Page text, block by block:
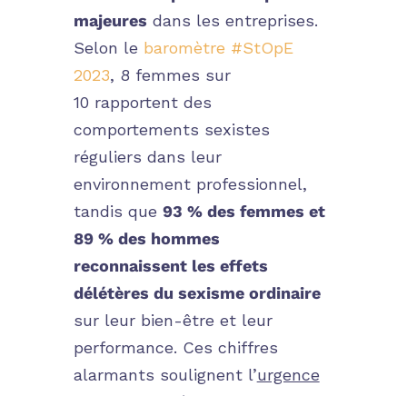
majeures dans les entreprises.
Selon le baromètre #StOpE
2023, 8 femmes sur
10 rapportent des
comportements sexistes
réguliers dans leur
environnement professionnel,
tandis que 93 % des femmes et
89 % des hommes
reconnaissent les effets
délétères du sexisme ordinaire
sur leur bien-être et leur
performance. Ces chiffres
alarmants soulignent l’urgence